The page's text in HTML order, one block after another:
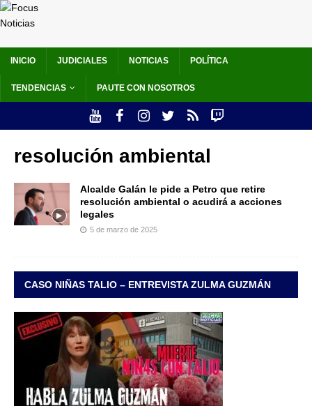
INICIO JUDICIALES NOTICIAS POLÍTICA
TENDENCIAS PAUTE CON NOSOTROS
resolución ambiental
Alcalde Galán le pide a Petro que retire
resolución ambiental o acudirá a acciones
legales
5 de marzo de 2025
CASO NIÑAS TALIO – ENTREVISTA ZULMA GUZMÁN